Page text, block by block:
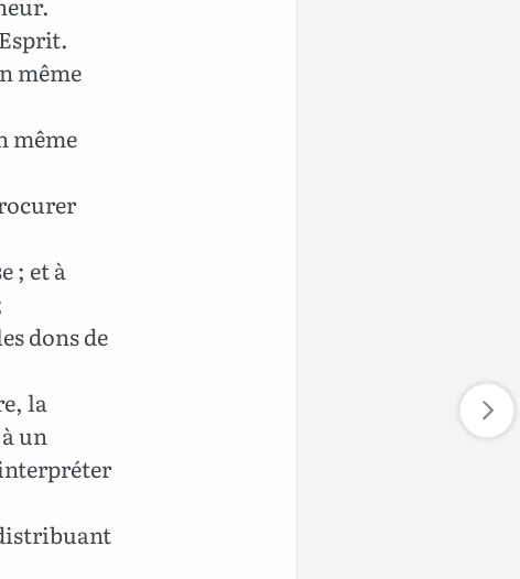
même
même
; et à
dons de
la
un